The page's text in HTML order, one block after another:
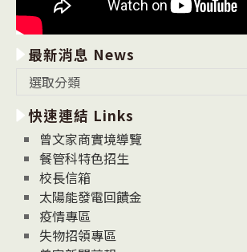
最新消息 News
消
息
News
選取分類
快速連結 Links
曾文家商實境導覽
餐管科特色招生
校長信箱
太陽能發電回饋金
疫情專區
失物招領專區